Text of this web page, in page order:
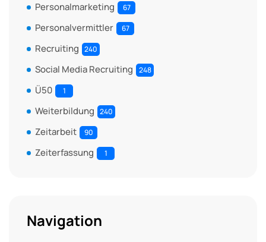
Personalmarketing 67
Personalvermittler 67
Recruiting 240
Social Media Recruiting 248
Ü50 1
Weiterbildung 240
Zeitarbeit 90
Zeiterfassung 1
Navigation